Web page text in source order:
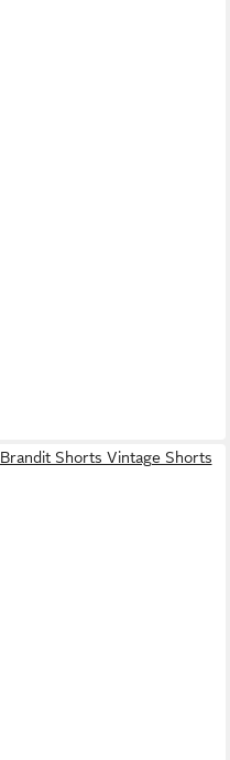
Brandit Shorts Vintage Shorts